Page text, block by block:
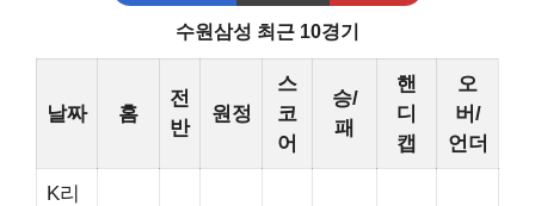
수원삼성 최근 10경기
날짜 홈
전
반
원정
스
코
어
승/
패
핸
디
캡
오
버/
언더
K리